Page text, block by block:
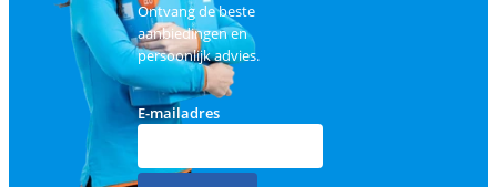
Ontvang de beste
aanbiedingen en
persoonlijk advies.
E-mailadres